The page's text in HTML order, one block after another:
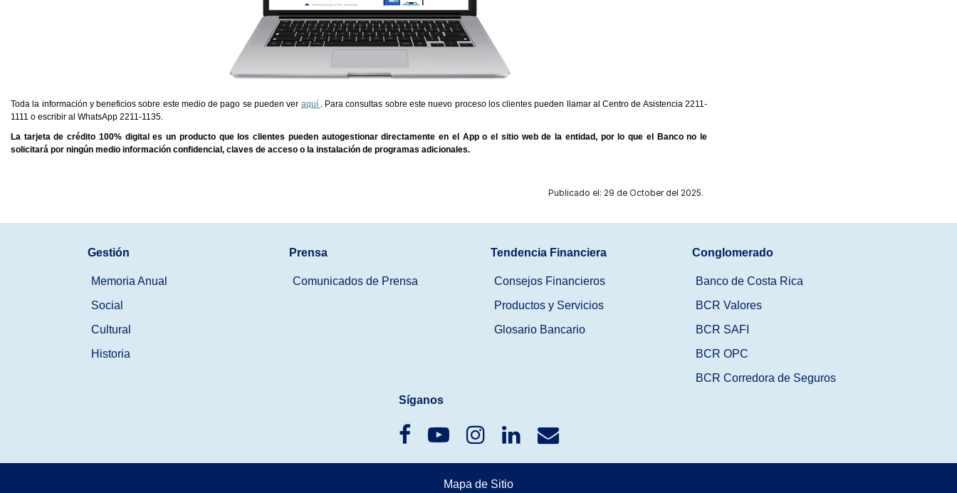
Toda la información y beneficios sobre este medio de pago se pueden ver aquí . Para consultas sobre este nuevo proceso los clientes pueden llamar al Centro de Asistencia 2211-
1111 o escribir al WhatsApp 2211-1135.
La tarjeta de crédito 100% digital es un producto que los clientes pueden autogestionar directamente en el App o el sitio web de la entidad, por lo que el Banco no le
solicitará por ningún medio información confidencial, claves de acceso o la instalación de programas adicionales.
Publicado el: 29 de October del 2025.
Gestión
Memoria Anual
Social
Cultural
Historia
Prensa
Comunicados de Prensa
Tendencia Financiera
Consejos Financieros
Productos y Servicios
Glosario Bancario
Conglomerado
Banco de Costa Rica
BCR Valores
BCR SAFI
BCR OPC
BCR Corredora de Seguros
Síganos
Mapa de Sitio